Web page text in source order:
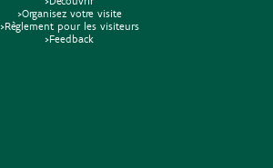
>Organisez votre visite
>Règlement pour les visiteurs
>Feedback